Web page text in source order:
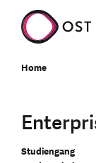
Home
Studiengang